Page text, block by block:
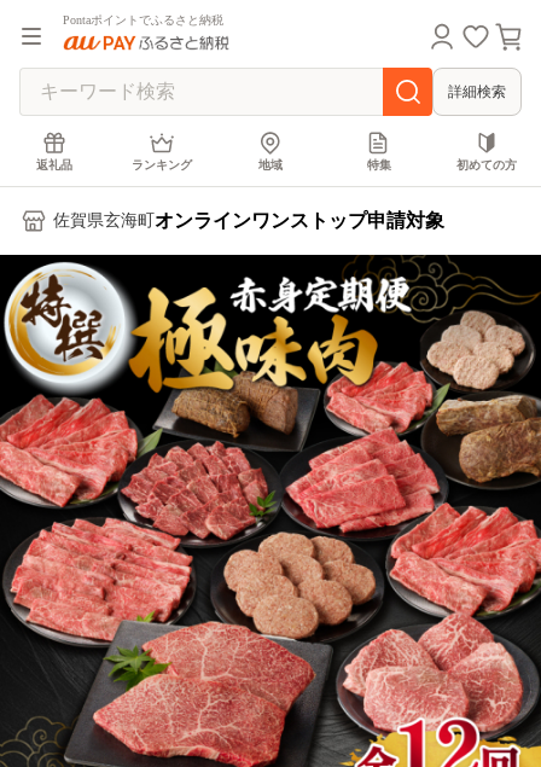
Pontaポイントでふるさと納税
詳細検索
返礼品 ランキング 地域 特集 初めての方
佐賀県玄海町 オンラインワンストップ申請対象